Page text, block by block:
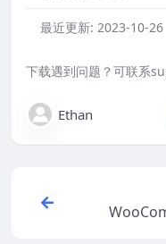
最近更新: 2023-10-26
下载遇到问题？可联系
Ethan